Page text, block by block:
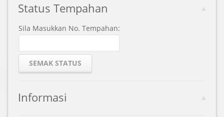
Status Tempahan
Sila Masukkan No. Tempahan:
Informasi